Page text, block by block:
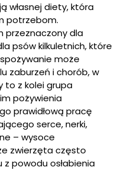
własnej diety, która
potrzebom.
przeznaczony dla
psów kilkuletnich, które
może
zaburzeń i chorób, w
to z kolei grupa
pożywienia
prawidłową pracę
serce, nerki,
– wysoce
zwierzęta często
powodu osłabienia